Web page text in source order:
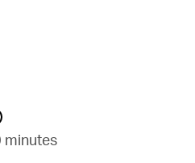
minutes